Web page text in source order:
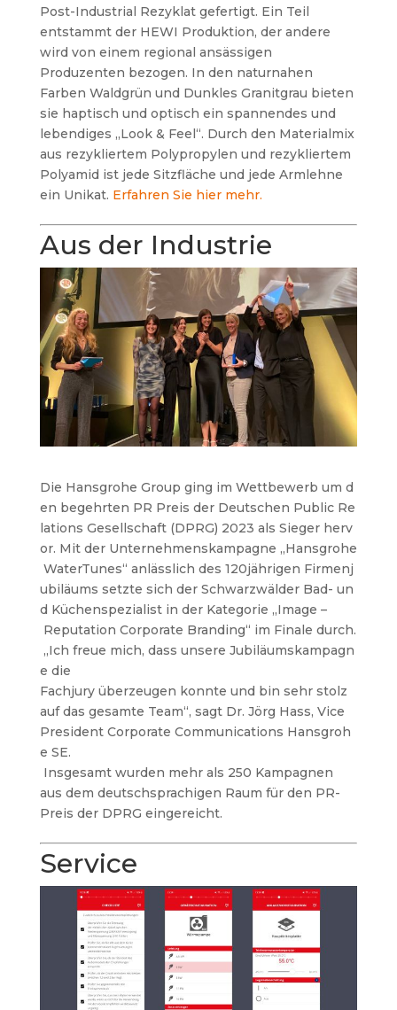
Post-Industrial Rezyklat gefertigt. Ein Teil
entstammt der HEWI Produktion, der andere
wird von einem regional ansässigen
Produzenten bezogen. In den naturnahen
Farben Waldgrün und Dunkles Granitgrau bieten
sie haptisch und optisch ein spannendes und
lebendiges „Look & Feel“. Durch den Materialmix
aus rezykliertem Polypropylen und rezykliertem
Polyamid ist jede Sitzfläche und jede Armlehne
ein Unikat. Erfahren Sie hier mehr.
Aus der Industrie
Die Hansgrohe Group ging im Wettbewerb um d
en begehrten PR Preis der Deutschen Public Re
lations Gesellschaft (DPRG) 2023 als Sieger herv
or. Mit der Unternehmenskampagne „Hansgrohe
WaterTunes“ anlässlich des 120jährigen Firmenj
ubiläums setzte sich der Schwarzwälder Bad- un
d Küchenspezialist in der Kategorie „Image –
Reputation Corporate Branding“ im Finale durch.
„Ich freue mich, dass unsere Jubiläumskampagn
e die
Fachjury überzeugen konnte und bin sehr stolz
auf das gesamte Team“, sagt Dr. Jörg Hass, Vice
President Corporate Communications Hansgroh
e SE.
Insgesamt wurden mehr als 250 Kampagnen
aus dem deutschsprachigen Raum für den PR-
Preis der DPRG eingereicht.
Service